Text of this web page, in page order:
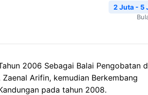
2 Juta - 5
2006 Sebagai Balai Pengobatan
Arifin, kemudian Berkembang
pada tahun 2008.